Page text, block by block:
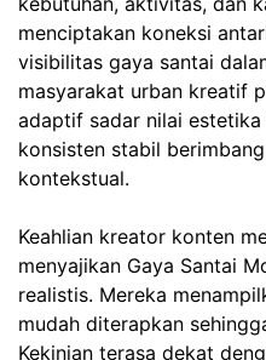
menciptakan koneksi
visibilitas gaya santai
masyarakat urban kreatif
adaptif sadar nilai
konsisten stabil
kontekstual.
Keahlian kreator konten
menyajikan Gaya Santai
realistis. Mereka
mudah diterapkan
Kekinian terasa dekat